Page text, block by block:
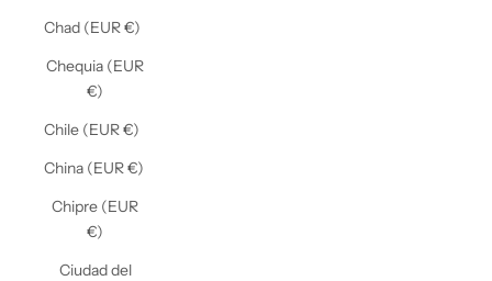
Chad (EUR €)
Chequia (EUR
€)
Chile (EUR €)
China (EUR €)
Chipre (EUR
€)
Ciudad del